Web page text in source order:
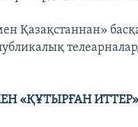
Қазақстаннан»
«ҚҰТЫРҒАН ИТТЕР»